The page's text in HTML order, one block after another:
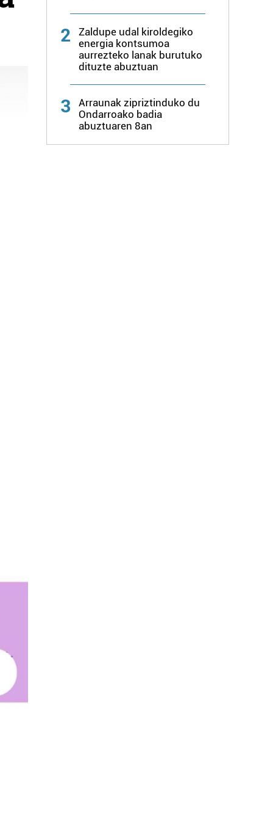
2
Zaldupe udal kiroldegiko
energia kontsumoa
aurrezteko lanak burutuko
dituzte abuztuan
3
Arraunak zipriztinduko du
Ondarroako badia
abuztuaren 8an